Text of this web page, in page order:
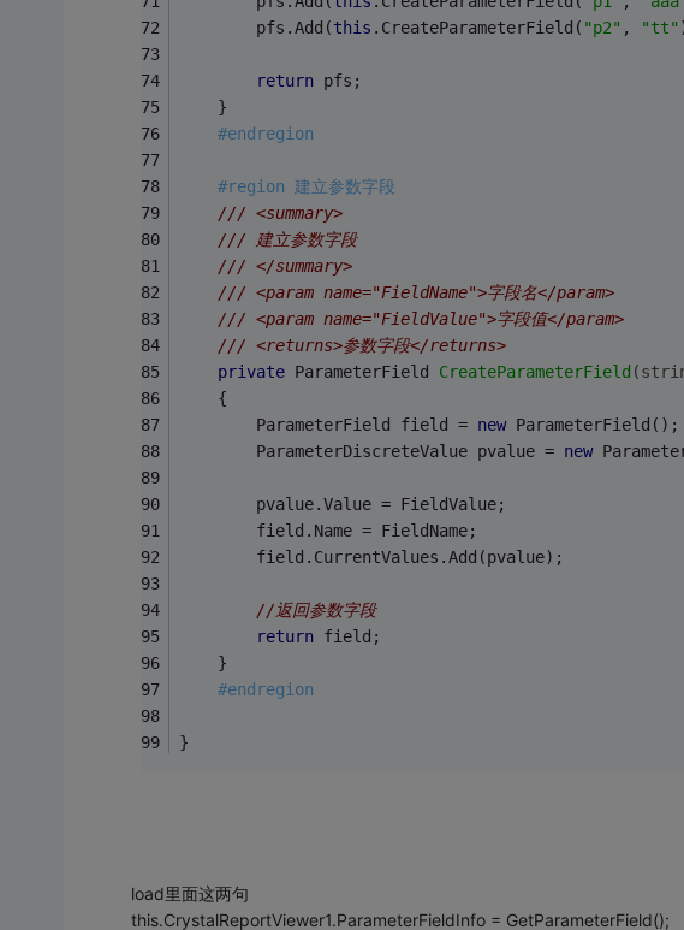
        pfs.Add(
this .CreateParameterField( "p2" , "tt"
return pfs;
    }
#endregion
#region 建立参数字段
/// <summary>
/// 建立参数字段
/// </summary>
/// <param name="FieldName">字段名</param>
/// <param name="FieldValue">字段值</param>
/// <returns>参数字段</returns>
private ParameterField CreateParameterField (
    {
        ParameterField field =
new ParameterField();
        ParameterDiscreteValue pvalue =
new
        pvalue.Value = FieldValue;
        field.Name = FieldName;
        field.CurrentValues.Add(pvalue);
//返回参数字段
return field;
    }
#endregion
}
load里面这两句
this.CrystalReportViewer1.ParameterFieldInfo = GetParameterField();